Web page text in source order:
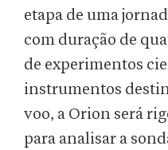
etapa de uma
com duração de
de experimentos
instrumentos
voo, a Orion será
para analisar a